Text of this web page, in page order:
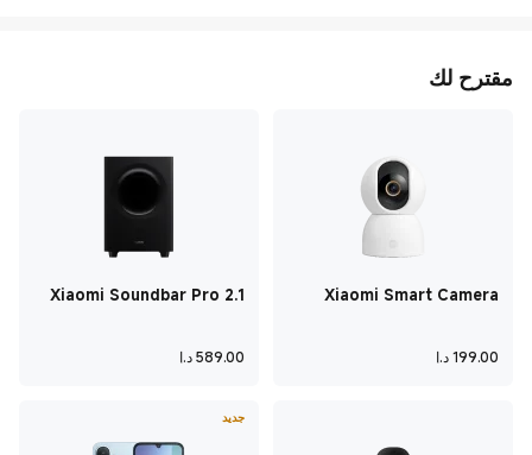
مقترح لك
Xiaomi Smart Camera
199.00د.إ
Xiaomi Soundbar Pro 2.1
589.00د.إ
جديد